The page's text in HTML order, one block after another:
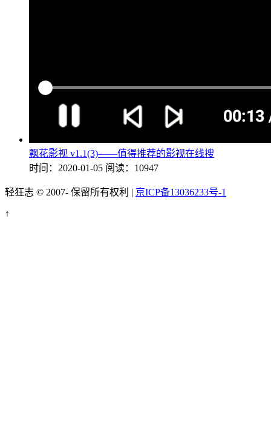
飘花影视 v1.1(3)——值得推荐的影视在线搜
时间：2020-01-05 阅读：10947
轻狂志 © 2007- 保留所有权利 | 京ICP备13036233号-1
↑